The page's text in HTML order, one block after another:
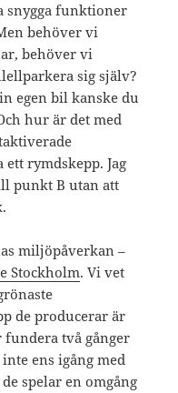
snygga funktioner
behöver vi
behöver vi
sig själv?
egen bil kanske du
hur är det med
rymdskepp. Jag
punkt B utan att
miljöpåverkan –
Stockholm. Vi vet
de producerar är
två gånger
ens igång med
spelar en omgång